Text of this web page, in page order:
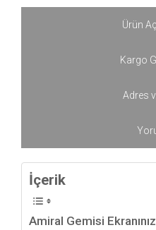
Ürün
Kargo
Adres
İçerik
Amiral Gemisi